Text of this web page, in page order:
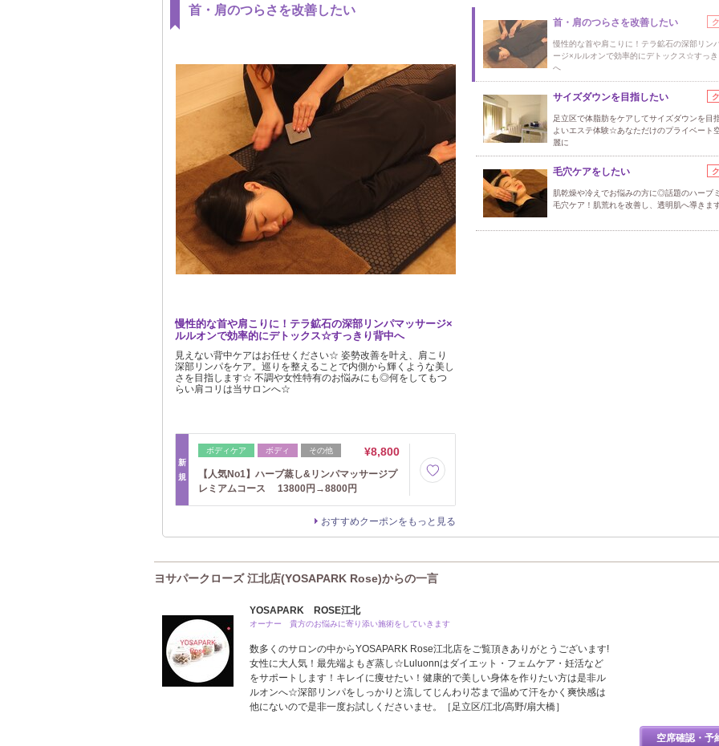
首・肩のつらさを改善したい
慢性的な首や肩こりに！テラ鉱石の深部リンパマッサージ×
ルルオンで効率的にデトックス☆すっきり背中へ
見えない背中ケアはお任せください☆ 姿勢改善を叶え、肩こり
深部リンパをケア。巡りを整えることで内側から輝くような美し
さを目指します☆ 不調や女性特有のお悩みにも◎何をしてもつ
らい肩コリは当サロンへ☆
新
規
ボディケア ボディ その他 ¥8,800
【人気No1】ハーブ蒸し&リンパマッサージプ
レミアムコース 13800円→8800円
おすすめクーポンをもっと見る
首・肩のつらさを改善したい
慢性的な首や肩こりに！テラ鉱石の深部リン
ージ×ルルオンで効率的にデトックス☆すっ
へ
サイズダウンを目指したい
足立区で体脂肪をケアしてサイズダウンを目
よいエステ体験☆あなただけのプライベート
麗に
毛穴ケアをしたい
肌乾燥や冷えでお悩みの方に◎話題のハーブ
毛穴ケア！肌荒れを改善し、透明肌へ導きま
ヨサパークローズ 江北店(YOSAPARK Rose)からの一言
YOSAPARK ROSE江北
オーナー 貴方のお悩みに寄り添い施術をしていきます
数多くのサロンの中からYOSAPARK Rose江北店をご覧頂きありがとうございます!
女性に大人気！最先端よもぎ蒸し☆Luluonnはダイエット・フェムケア・妊活など
をサポートします！キレイに痩せたい！健康的で美しい身体を作りたい方は是非ル
ルオンへ☆深部リンパをしっかりと流してじんわり芯まで温めて汗をかく爽快感は
他にないので是非一度お試しくださいませ。［足立区/江北/高野/扇大橋］
空席確認・予